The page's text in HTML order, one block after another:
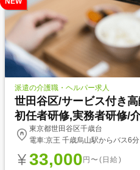
派遣の介護職・ヘルパー求人
世田谷区/サービス付き
初任者研修,実務者研修/
東京都世田谷区千歳台
電車:京王 千歳烏山駅からバス6
33,000 円〜(日給)